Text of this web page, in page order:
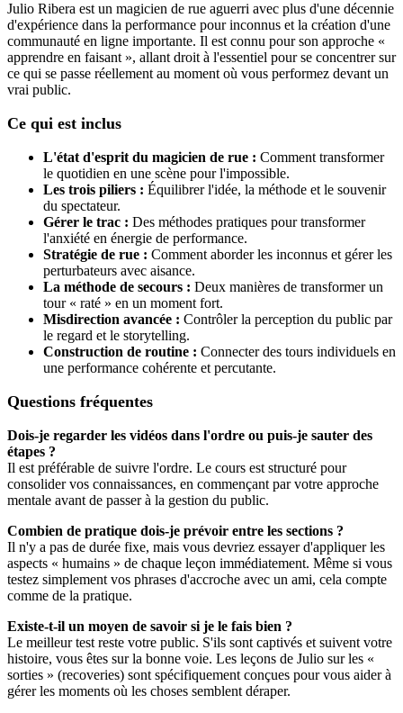
Julio Ribera est un magicien de rue aguerri avec plus d'une décennie
d'expérience dans la performance pour inconnus et la création d'une
communauté en ligne importante. Il est connu pour son approche «
apprendre en faisant », allant droit à l'essentiel pour se concentrer sur
ce qui se passe réellement au moment où vous performez devant un
vrai public.
Ce qui est inclus
L'état d'esprit du magicien de rue : Comment transformer
le quotidien en une scène pour l'impossible.
Les trois piliers : Équilibrer l'idée, la méthode et le souvenir
du spectateur.
Gérer le trac : Des méthodes pratiques pour transformer
l'anxiété en énergie de performance.
Stratégie de rue : Comment aborder les inconnus et gérer les
perturbateurs avec aisance.
La méthode de secours : Deux manières de transformer un
tour « raté » en un moment fort.
Misdirection avancée : Contrôler la perception du public par
le regard et le storytelling.
Construction de routine : Connecter des tours individuels en
une performance cohérente et percutante.
Questions fréquentes
Dois-je regarder les vidéos dans l'ordre ou puis-je sauter des
étapes ?
Il est préférable de suivre l'ordre. Le cours est structuré pour
consolider vos connaissances, en commençant par votre approche
mentale avant de passer à la gestion du public.
Combien de pratique dois-je prévoir entre les sections ?
Il n'y a pas de durée fixe, mais vous devriez essayer d'appliquer les
aspects « humains » de chaque leçon immédiatement. Même si vous
testez simplement vos phrases d'accroche avec un ami, cela compte
comme de la pratique.
Existe-t-il un moyen de savoir si je le fais bien ?
Le meilleur test reste votre public. S'ils sont captivés et suivent votre
histoire, vous êtes sur la bonne voie. Les leçons de Julio sur les «
sorties » (recoveries) sont spécifiquement conçues pour vous aider à
gérer les moments où les choses semblent déraper.